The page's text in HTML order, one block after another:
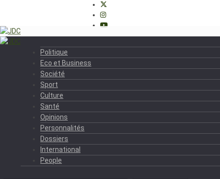
Politique
Eco et Business
Société
Sport
Culture
Santé
Opinions
Personnalités
Dossiers
International
People